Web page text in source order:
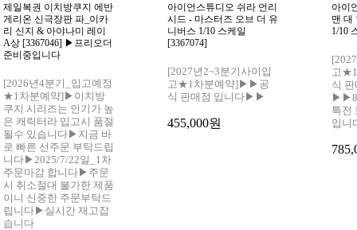
제일복권 이치방쿠지 에반
게리온 신극장판 파_이카
리 신지 & 아야나미 레이
A상 [3367046] ▶프리오더
준비중입니다
[2026년4분기_입고예정
★1차분예약]▶이치방
쿠지 시리즈는 인기가 높
은 캐릭터라 입고시 품절
될수 있습니다▶지금 바
로 빠른 선주문 부탁드립
니다▶2025/7/22일_1차
주문마감 합니다▶주문
시 취소절대 불가한 제품
이니 신중한 주문부탁드
립니다▶실시간 재고잡
습니다
아이언스튜디오 쉬라 언리
시드 - 마스터즈 오브 더 유
니버스 1/10 스케일
[3367074]
[2027년2~3분기사이입
고★1차분예약]▶▶공
식 판매점 입니다▶▶
455,000원
아이
맨 대
1/10
고
식
▶▶8/
특전
입니